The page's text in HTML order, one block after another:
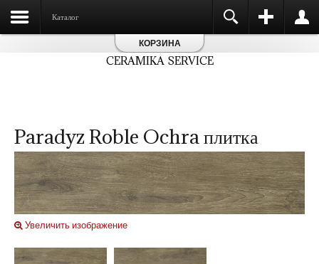
Каталог
КОРЗИНА
CERAMIKA SERVICE
Paradyz Roble Ochra плитка
Увеличить изображение